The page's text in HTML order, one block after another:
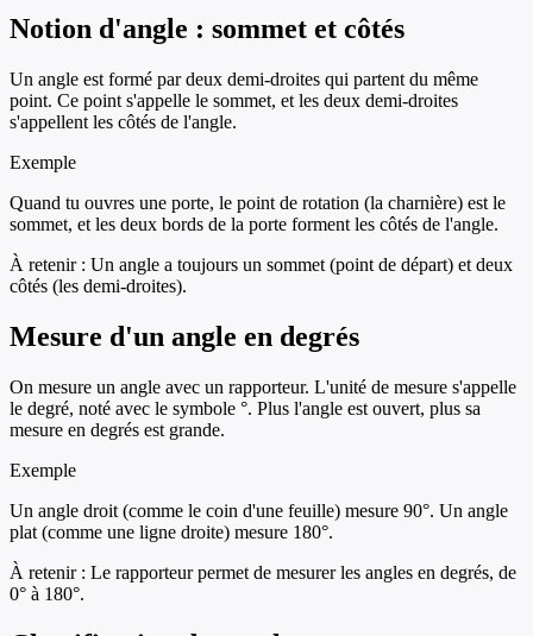
Notion d'angle : sommet et côtés
Un angle est formé par deux demi-droites qui partent du même
point. Ce point s'appelle le sommet, et les deux demi-droites
s'appellent les côtés de l'angle.
Exemple
Quand tu ouvres une porte, le point de rotation (la charnière) est le
sommet, et les deux bords de la porte forment les côtés de l'angle.
À retenir : Un angle a toujours un sommet (point de départ) et deux
côtés (les demi-droites).
Mesure d'un angle en degrés
On mesure un angle avec un rapporteur. L'unité de mesure s'appelle
le degré, noté avec le symbole °. Plus l'angle est ouvert, plus sa
mesure en degrés est grande.
Exemple
Un angle droit (comme le coin d'une feuille) mesure 90°. Un angle
plat (comme une ligne droite) mesure 180°.
À retenir : Le rapporteur permet de mesurer les angles en degrés, de
0° à 180°.